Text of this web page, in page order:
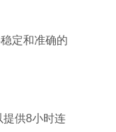
定和准确的
提供8小时连